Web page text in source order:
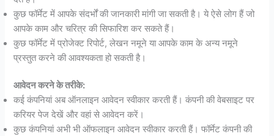
कुछ फॉर्मेट में आपके संदर्भों की जानकारी मांगी जा सकती है। ये ऐसे लोग हैं जो
आपके काम और चरित्र की सिफारिश कर सकते हैं।
कुछ फॉर्मेट में प्रोजेक्ट रिपोर्ट, लेखन नमूने या आपके काम के अन्य नमूने
प्रस्तुत करने की आवश्यकता हो सकती है।
आवेदन करने के तरीके:
कई कंपनियां अब ऑनलाइन आवेदन स्वीकार करती हैं। कंपनी की वेबसाइट पर
करियर पेज देखें और वहां से आवेदन करें।
कुछ कंपनियां अभी भी ऑफलाइन आवेदन स्वीकार करती हैं। फॉर्मेट कंपनी की